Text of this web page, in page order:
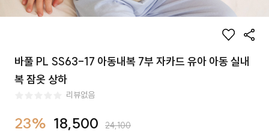
바풀 PL SS63-17 아동내복 7부 자카드 유아 아동 실내
복 잠옷 상하
리뷰없음
23% 18,500 24,100